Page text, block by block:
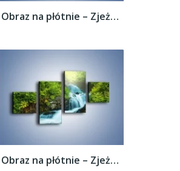
Obraz na płótnie – Zjeżdżalnia z wodospadu...
Obraz na płótnie – Zjeżdżalnia z wodospadu...